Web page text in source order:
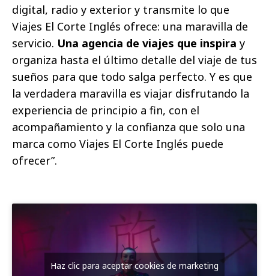
digital, radio y exterior y transmite lo que
Viajes El Corte Inglés ofrece: una maravilla de
servicio. Una agencia de viajes que inspira y
organiza hasta el último detalle del viaje de tus
sueños para que todo salga perfecto. Y es que
la verdadera maravilla es viajar disfrutando la
experiencia de principio a fin, con el
acompañamiento y la confianza que solo una
marca como Viajes El Corte Inglés puede
ofrecer”.
Haz clic para aceptar cookies de marketing